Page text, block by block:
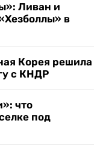
Ливан и
в
Корея решила
с КНДР
что
под